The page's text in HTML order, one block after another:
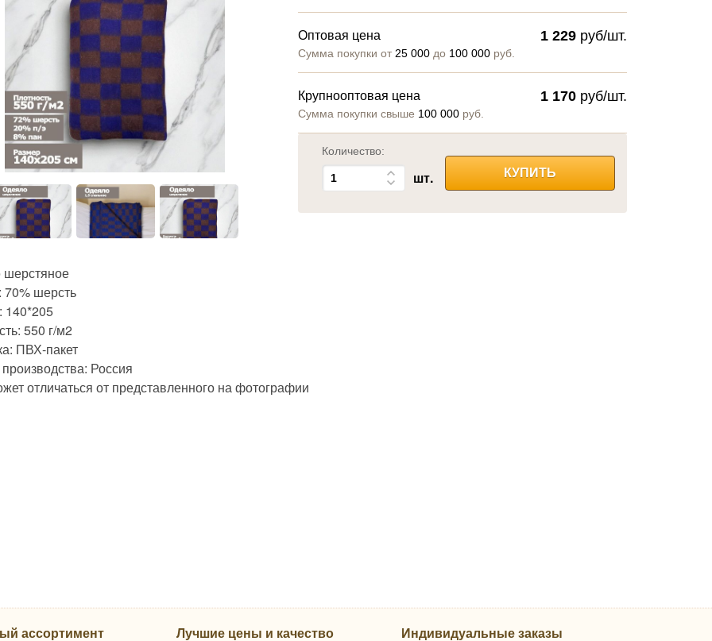
Оптовая цена
Сумма покупки от 25 000до 100 000руб.
1 229 руб/шт.
Крупнооптовая цена
Сумма покупки свыше 100 000руб.
1 170 руб/шт.
Количество:
шт. КУПИТЬ
70% шерсть
140*205
550 г/м2
ПВХ-пакет
Россия
отличаться от представленного на фотографии
ассортимент Лучшие цены и качество Индивидуальные заказы